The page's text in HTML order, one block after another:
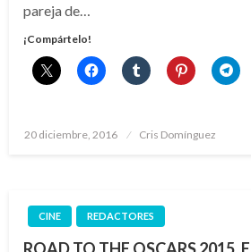
pareja de…
¡Compártelo!
Publicado
20 diciembre, 2016 Cris Domínguez
CINE REDACTORES